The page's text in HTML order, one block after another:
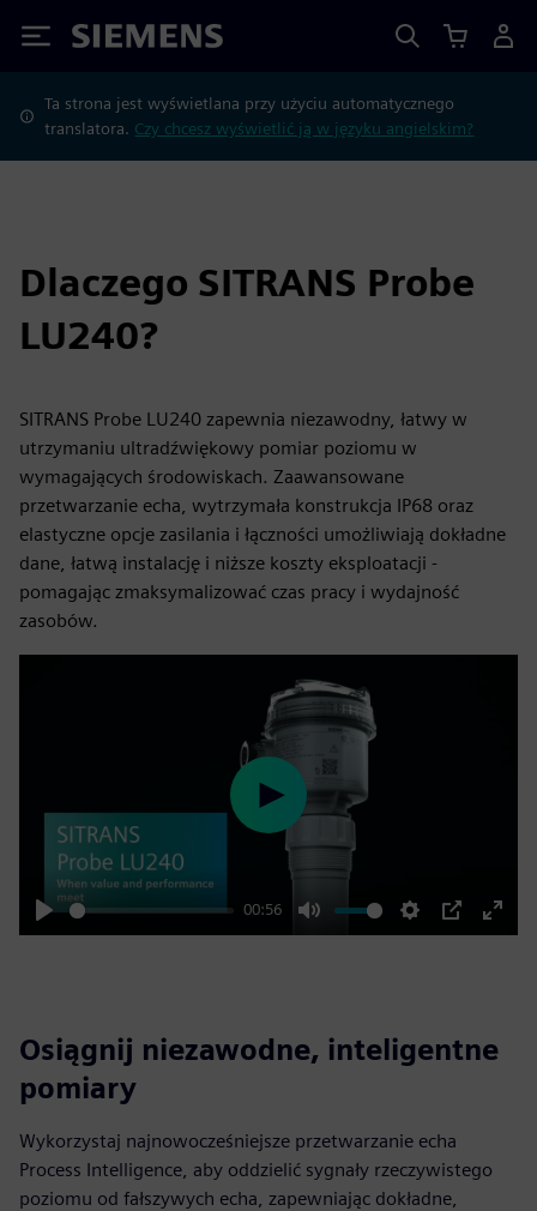
Siemens
Ta strona jest wyświetlana przy użyciu automatycznego
translatora. Czy chcesz wyświetlić ją w języku angielskim?
Dlaczego SITRANS Probe
LU240?
SITRANS Probe LU240 zapewnia niezawodny, łatwy w
utrzymaniu ultradźwiękowy pomiar poziomu w
wymagających środowiskach. Zaawansowane
przetwarzanie echa, wytrzymała konstrukcja IP68 oraz
elastyczne opcje zasilania i łączności umożliwiają dokładne
dane, łatwą instalację i niższe koszty eksploatacji -
pomagając zmaksymalizować czas pracy i wydajność
zasobów.
Play
00:56
Mute Settings
PIP
Enter
Play
Osiągnij niezawodne, inteligentne
pomiary
Wykorzystaj najnowocześniejsze przetwarzanie echa
Process Intelligence, aby oddzielić sygnały rzeczywistego
poziomu od fałszywych echa, zapewniając dokładne,